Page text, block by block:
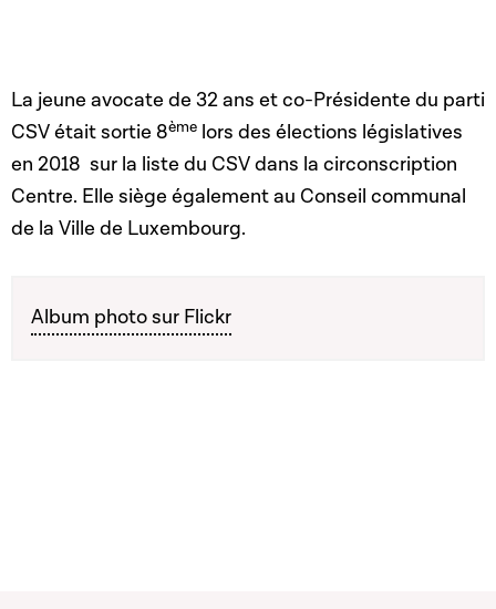
La jeune avocate de 32 ans et co-Présidente du parti
CSV était sortie 8ème lors des élections législatives
en 2018 sur la liste du CSV dans la circonscription
Centre. Elle siège également au Conseil communal
de la Ville de Luxembourg.
Album photo sur Flickr